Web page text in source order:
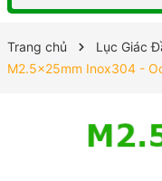
Trang chủ Lục Giác
M2.5x25mm Inox304 -